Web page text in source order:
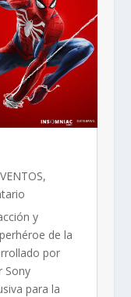
,
y
de la
por
Sony
para la